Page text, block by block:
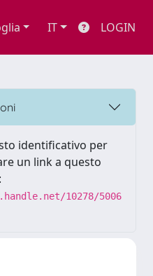
IT LOGIN
identificativo per
un link a questo
10278/5006